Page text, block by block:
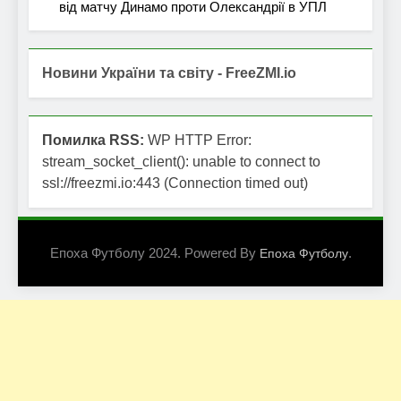
від матчу Динамо проти Олександрії в УПЛ
Новини України та світу - FreeZMI.io
Помилка RSS: WP HTTP Error:
stream_socket_client(): unable to connect to
ssl://freezmi.io:443 (Connection timed out)
Епоха Футболу 2024. Powered By Епоха Футболу.